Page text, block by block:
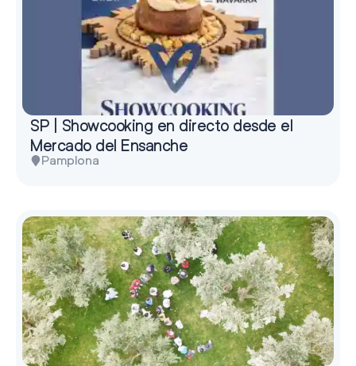
SP | Showcooking en directo desde el
Mercado del Ensanche
Pamplona